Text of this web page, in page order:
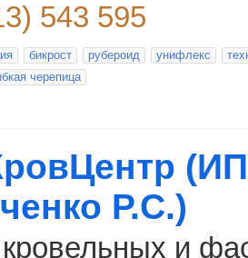
543 595
бикрост рубероид унифлекс
черепица
(ИП
Р.С.)
и